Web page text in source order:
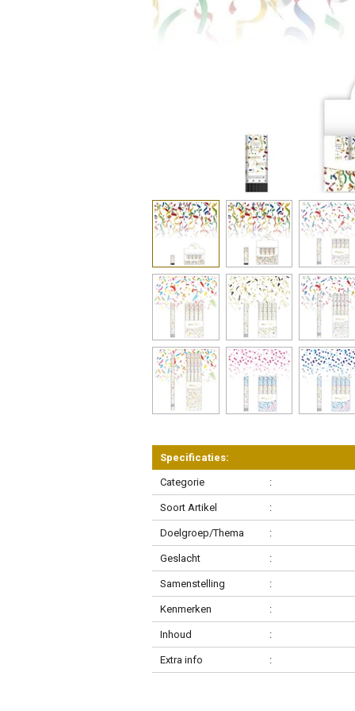
Specificaties:
Categorie :
Soort Artikel :
Doelgroep/Thema :
Geslacht :
Samenstelling :
Kenmerken :
Inhoud :
Extra info :